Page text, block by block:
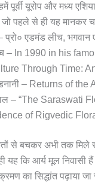
पूर्वी यूरोप और मध्य
पहले से ही यह मानकर
एडमंड लीच, भगवान
– In 1990 in his
Through Time:
– Returns of the
– “The Saraswati
of Rigvedic
से बचकर अभी तक मिले
कि आर्य मूल निवासी
का सिद्धांत पढ़ाया जा